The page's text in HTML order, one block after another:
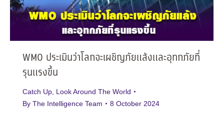
WMO ประเมินว่าโลกจะเผชิญภัยแล้งและอุทกภัยที่
รุนแรงขึ้น
Catch Up Look Around The World
By The Intelligence Team 8 October 2024